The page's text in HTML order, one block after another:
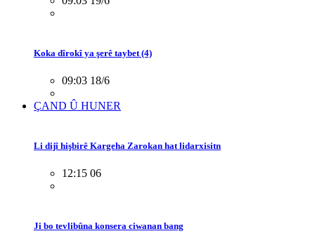
Koka dîrokî ya şerê taybet (4)
09:03 18/6
ÇAND Û HUNER
Li dijî hişbirê Kargeha Zarokan hat lidarxisitn
12:15 06
Ji bo tevlibûna konsera ciwanan bang